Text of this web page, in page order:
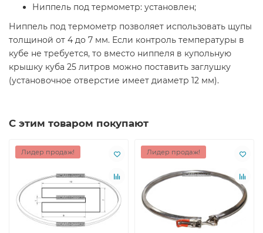
Ниппель под термометр: установлен;
Ниппель под термометр позволяет использовать щупы
толщиной от 4 до 7 мм. Если контроль температуры в
кубе не требуется, то вместо ниппеля в купольную
крышку куба 25 литров можно поставить заглушку
(установочное отверстие имеет диаметр 12 мм).
С этим товаром покупают
Лидер продаж! Лидер продаж!